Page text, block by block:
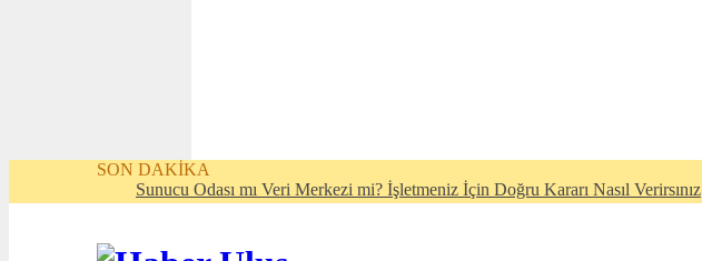
SON DAKİKA
Sunucu Odası mı Veri Merkezi mi? İşletmeniz İçin Doğru Kararı Nasıl Verirsınız